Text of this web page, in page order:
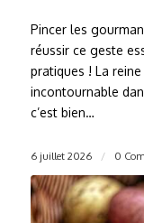
Pincer les
réussir ce geste
pratiques ! La
incontournable
c’est bien…
6 juillet 2026 / 0